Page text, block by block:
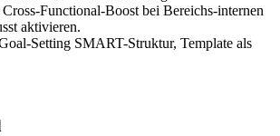
Functional-Boost bei Bereichs-internen
aktivieren.
Setting SMART-Struktur, Template als